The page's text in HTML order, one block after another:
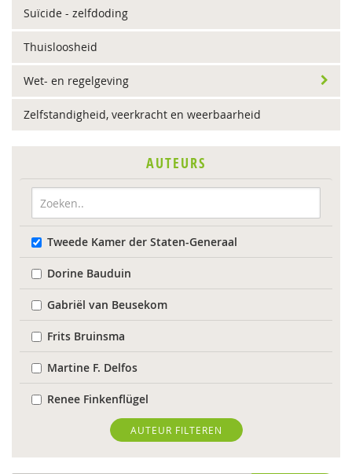
Suïcide - zelfdoding
Thuisloosheid
Wet- en regelgeving
Zelfstandigheid, veerkracht en weerbaarheid
AUTEURS
Tweede Kamer der Staten-Generaal
Dorine Bauduin
Gabriël van Beusekom
Frits Bruinsma
Martine F. Delfos
Renee Finkenflügel
Willem Huijnk
Lucet van der Kamp
AUTEUR FILTEREN